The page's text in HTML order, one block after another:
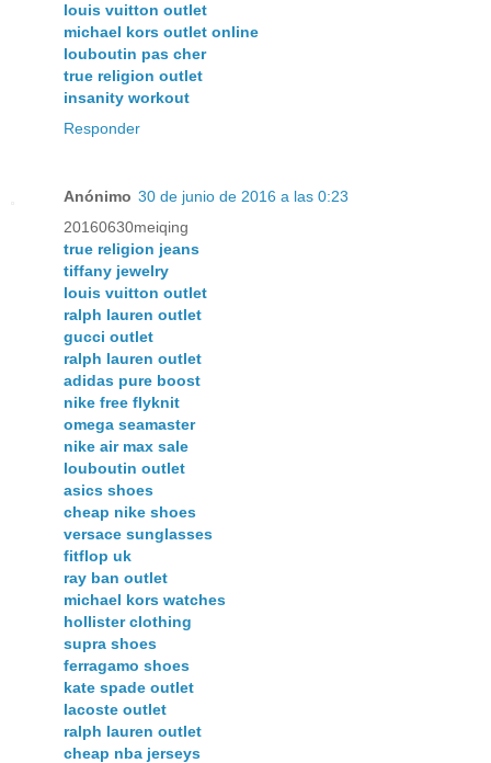
louis vuitton outlet
michael kors outlet online
louboutin pas cher
true religion outlet
insanity workout
Responder
Anónimo 30 de junio de 2016 a las 0:23
20160630meiqing
true religion jeans
tiffany jewelry
louis vuitton outlet
ralph lauren outlet
gucci outlet
ralph lauren outlet
adidas pure boost
nike free flyknit
omega seamaster
nike air max sale
louboutin outlet
asics shoes
cheap nike shoes
versace sunglasses
fitflop uk
ray ban outlet
michael kors watches
hollister clothing
supra shoes
ferragamo shoes
kate spade outlet
lacoste outlet
ralph lauren outlet
cheap nba jerseys